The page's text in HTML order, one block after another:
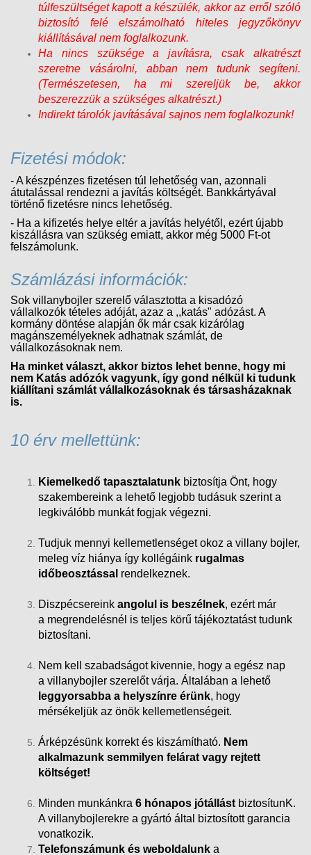
túlfeszültséget kapott a készülék, akkor az erről szóló
biztosító felé elszámolható hiteles jegyzőkönyv
kiállításával nem foglalkozunk.
Ha nincs szüksége a javításra, csak alkatrészt
szeretne vásárolni, abban nem tudunk segíteni.
(Természetesen, ha mi szereljük be, akkor
beszerezzük a szükséges alkatrészt.)
Indirekt tárolók javításával sajnos nem foglalkozunk!
Fizetési módok:
- A készpénzes fizetésen túl lehetőség van, azonnali
átutalással rendezni a javítás költségét. Bankkártyával
történő fizetésre nincs lehetőség.
- Ha a kifizetés helye eltér a javítás helyétől, ezért újabb
kiszállásra van szükség emiatt, akkor még 5000 Ft-ot
felszámolunk.
Számlázási információk:
Sok villanybojler szerelő választotta a kisadózó
vállalkozók tételes adóját, azaz a ,,katás" adózást. A
kormány döntése alapján ők már csak kizárólag
magánszemélyeknek adhatnak számlát, de
vállalkozásoknak nem.
Ha minket választ, akkor biztos lehet benne, hogy mi
nem Katás adózók vagyunk, így gond nélkül ki tudunk
kiállítani számlát vállalkozásoknak és társasházaknak
is.
10 érv mellettünk:
Kiemelkedő tapasztalatunk biztosítja Önt, hogy
szakembereink a lehető legjobb tudásuk szerint a
legkiválóbb munkát fogjak végezni.
Tudjuk mennyi kellemetlenséget okoz a villany bojler,
meleg víz hiánya így kollégáink rugalmas
időbeosztással rendelkeznek.
Diszpécsereink angolul is beszélnek, ezért már
a megrendelésnél is teljes körű tájékoztatást tudunk
biztosítani.
Nem kell szabadságot kivennie, hogy a egész nap
a villanybojler szerelőt várja. Általában a lehető
leggyorsabba a helyszínre érünk, hogy
mérsékeljük az önök kellemetlenségeit.
Árképzésünk korrekt és kiszámítható. Nem
alkalmazunk semmilyen felárat vagy rejtett
költséget!
Minden munkánkra 6 hónapos jótállást biztosítunK.
A villanybojlerekre a gyártó által biztosított garancia
vonatkozik.
Telefonszámunk és weboldalunk a